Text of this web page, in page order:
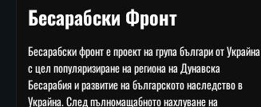
Бесарабски Фронт
Бесарабски фронт е проект на група българи от Украйна
с цел популяризиране на региона на Дунавска
Бесарабия и развитие на българското наследство в
Украйна. След пълномащабното нахлуване на